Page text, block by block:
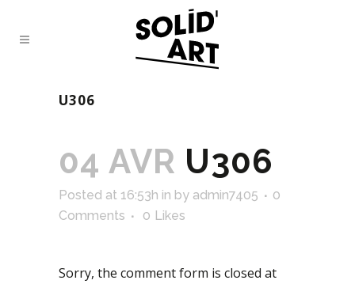
U306
04 AVR U306
Posted at 16:53h in by admin7405
0
Comments
0 Likes
Sorry, the comment form is closed at